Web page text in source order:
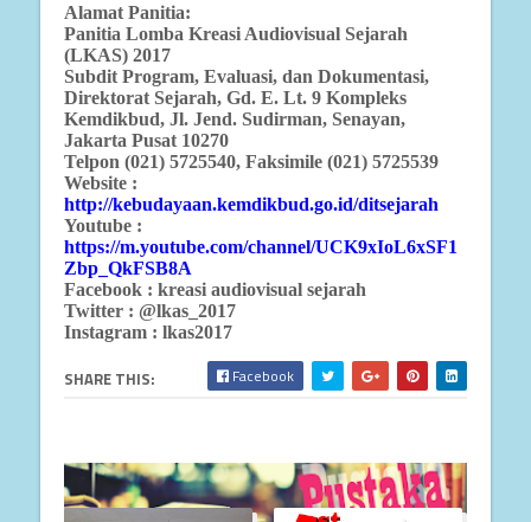
Alamat Panitia:
Panitia Lomba Kreasi Audiovisual Sejarah
(LKAS) 2017
Subdit Program, Evaluasi, dan Dokumentasi,
Direktorat Sejarah, Gd. E. Lt. 9 Kompleks
Kemdikbud, Jl. Jend. Sudirman, Senayan,
Jakarta Pusat 10270
Telpon (021) 5725540, Faksimile (021) 5725539
Website :
http://kebudayaan.kemdikbud.go.id/ditsejarah
Youtube :
https://m.youtube.com/channel/UCK9xIoL6xSF1
Zbp_QkFSB8A
Facebook : kreasi audiovisual sejarah
Twitter : @lkas_2017
Instagram : lkas2017
SHARE THIS: Facebook